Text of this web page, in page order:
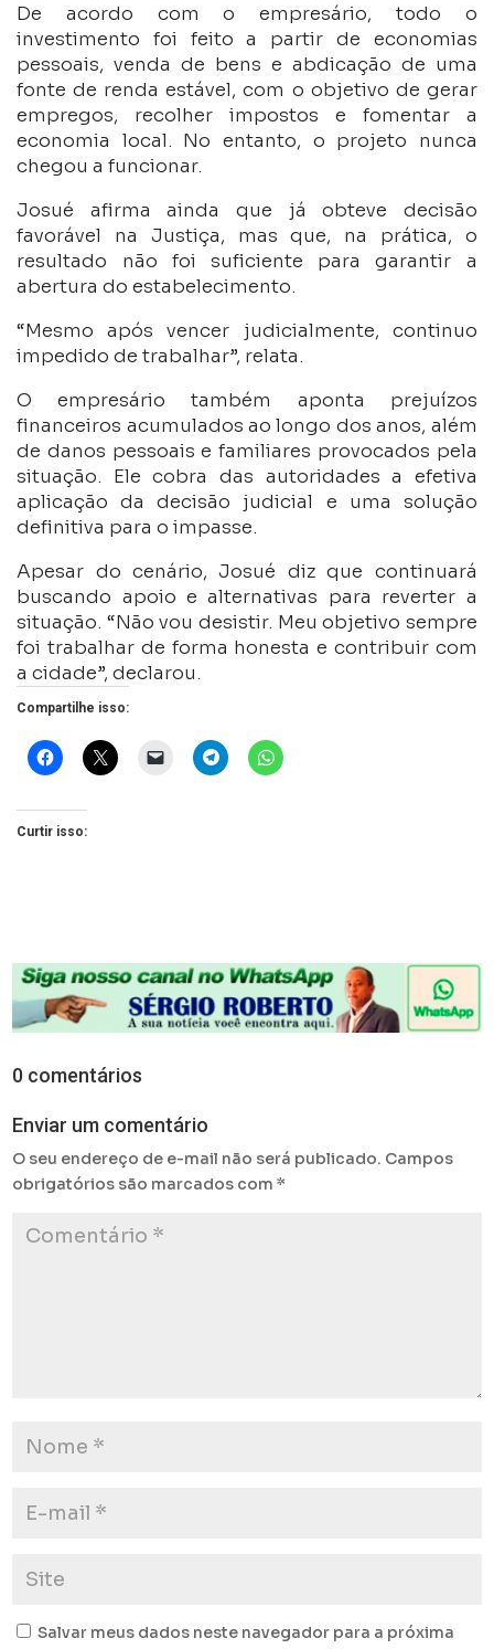
De acordo com o empresário, todo o
investimento foi feito a partir de economias
pessoais, venda de bens e abdicação de uma
fonte de renda estável, com o objetivo de gerar
empregos, recolher impostos e fomentar a
economia local. No entanto, o projeto nunca
chegou a funcionar.
Josué afirma ainda que já obteve decisão
favorável na Justiça, mas que, na prática, o
resultado não foi suficiente para garantir a
abertura do estabelecimento.
“Mesmo após vencer judicialmente, continuo
impedido de trabalhar”, relata.
O empresário também aponta prejuízos
financeiros acumulados ao longo dos anos, além
de danos pessoais e familiares provocados pela
situação. Ele cobra das autoridades a efetiva
aplicação da decisão judicial e uma solução
definitiva para o impasse.
Apesar do cenário, Josué diz que continuará
buscando apoio e alternativas para reverter a
situação. “Não vou desistir. Meu objetivo sempre
foi trabalhar de forma honesta e contribuir com
a cidade”, declarou.
Compartilhe isso:
Curtir isso:
0 comentários
Enviar um comentário
O seu endereço de e-mail não será publicado. Campos
obrigatórios são marcados com*
Salvar meus dados neste navegador para a próxima